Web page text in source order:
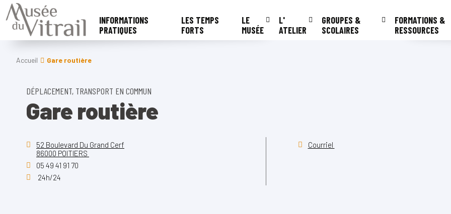
INFORMATIONS
PRATIQUES
LES TEMPS
FORTS
LE
MUSÉE
L'
ATELIER
GROUPES &
SCOLAIRES
FORMATIONS &
RESSOURCES
Accueil Gare routière
DÉPLACEMENT, TRANSPORT EN COMMUN
Gare routière
52 Boulevard Du Grand Cerf
86000 POITIERS
05 49 41 91 70
24h/24
Courriel